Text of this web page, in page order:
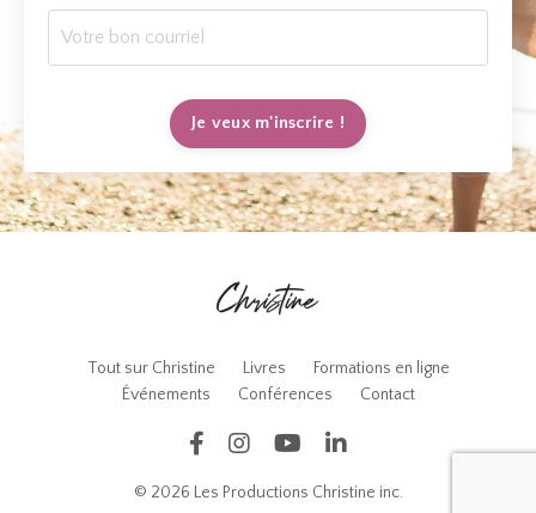
Je veux m'inscrire !
Tout sur Christine Livres
Formations en ligne
Événements
Conférences Contact
© 2026 Les Productions Christine inc.